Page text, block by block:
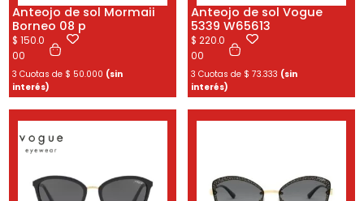
Anteojo de sol Mormaii
Borneo 08 p
$ 150.0
00
3 Cuotas de $ 50.000 (sin
interés)
Anteojo de sol Vogue
5339 W65613
$ 220.0
00
3 Cuotas de $ 73.333 (sin
interés)